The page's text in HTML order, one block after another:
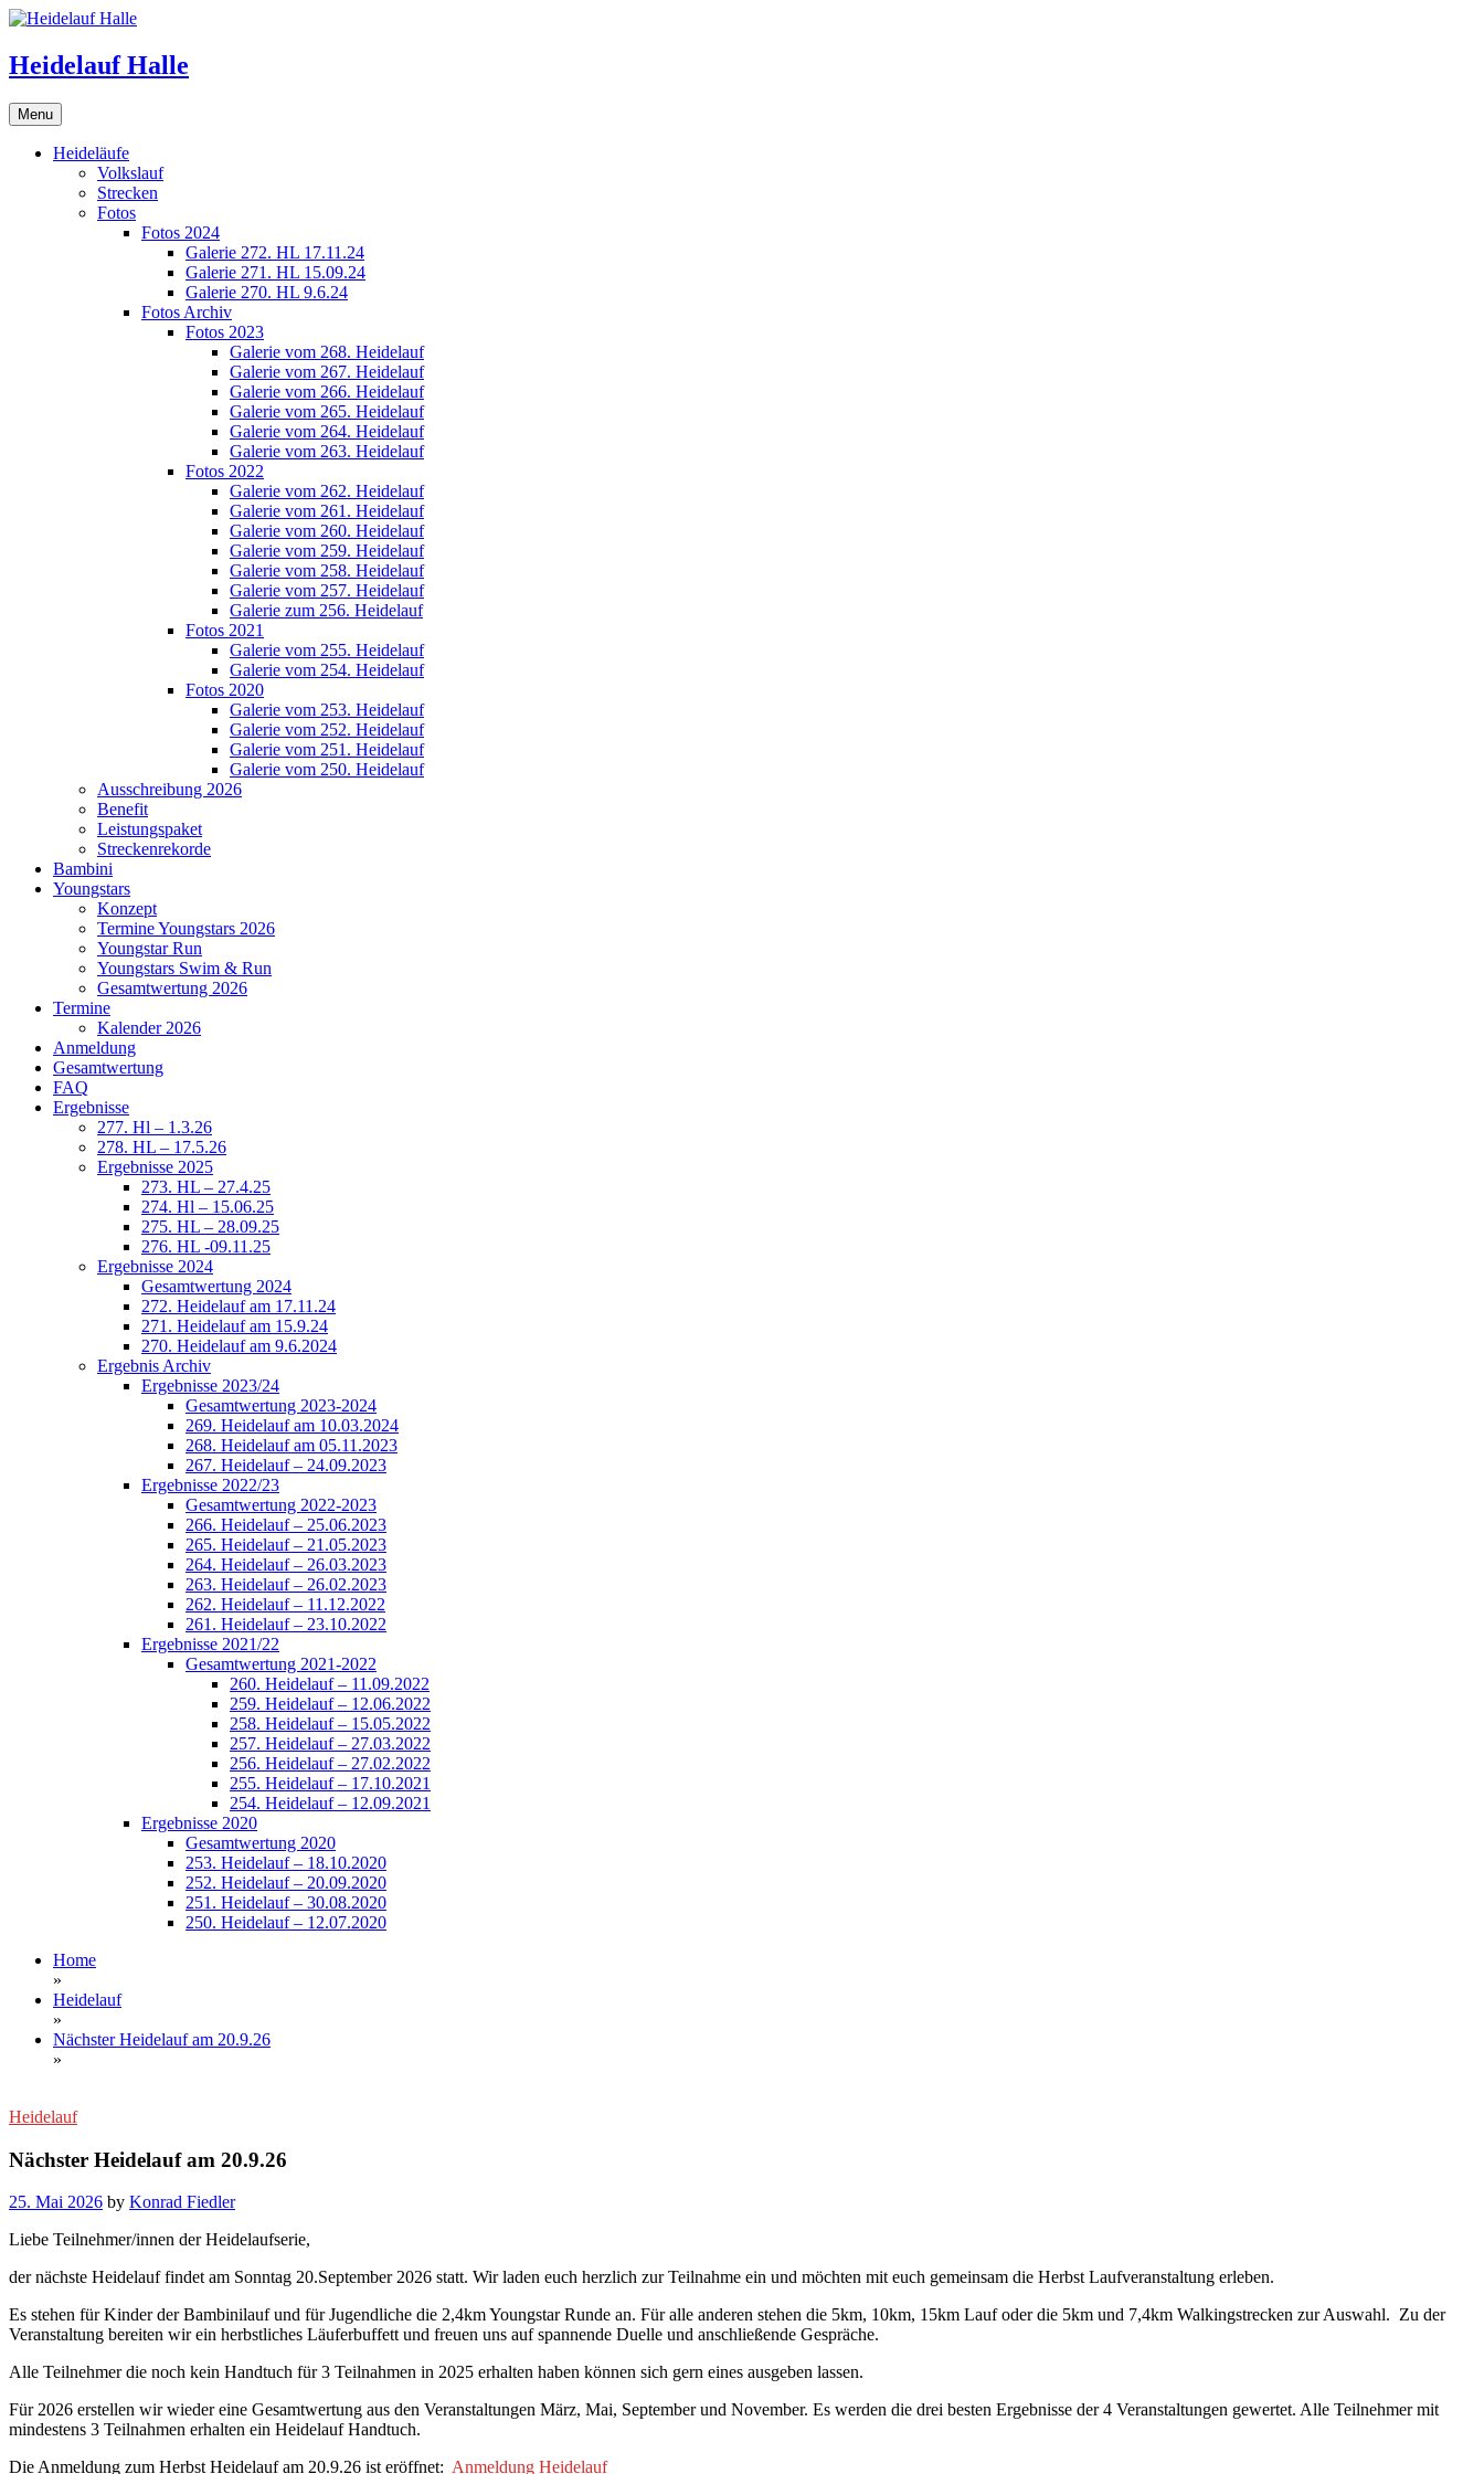
Skip
content
Heidelauf Halle
Menu
Heideläufe
Volkslauf
Strecken
Fotos
Fotos 2024
Galerie 272. HL 17.11.24
Galerie 271. HL 15.09.24
Galerie 270. HL 9.6.24
Fotos Archiv
Fotos 2023
Galerie vom 268. Heidelauf
Galerie vom 267. Heidelauf
Galerie vom 266. Heidelauf
Galerie vom 265. Heidelauf
Galerie vom 264. Heidelauf
Galerie vom 263. Heidelauf
Fotos 2022
Galerie vom 262. Heidelauf
Galerie vom 261. Heidelauf
Galerie vom 260. Heidelauf
Galerie vom 259. Heidelauf
Galerie vom 258. Heidelauf
Galerie vom 257. Heidelauf
Galerie zum 256. Heidelauf
Fotos 2021
Galerie vom 255. Heidelauf
Galerie vom 254. Heidelauf
Fotos 2020
Galerie vom 253. Heidelauf
Galerie vom 252. Heidelauf
Galerie vom 251. Heidelauf
Galerie vom 250. Heidelauf
Ausschreibung 2026
Benefit
Leistungspaket
Streckenrekorde
Bambini
Youngstars
Konzept
Termine Youngstars 2026
Youngstar Run
Youngstars Swim & Run
Gesamtwertung 2026
Termine
Kalender 2026
Anmeldung
Gesamtwertung
FAQ
Ergebnisse
277. Hl – 1.3.26
278. HL – 17.5.26
Ergebnisse 2025
273. HL – 27.4.25
274. Hl – 15.06.25
275. HL – 28.09.25
276. HL -09.11.25
Ergebnisse 2024
Gesamtwertung 2024
272. Heidelauf am 17.11.24
271. Heidelauf am 15.9.24
270. Heidelauf am 9.6.2024
Ergebnis Archiv
Ergebnisse 2023/24
Gesamtwertung 2023-2024
269. Heidelauf am 10.03.2024
268. Heidelauf am 05.11.2023
267. Heidelauf – 24.09.2023
Ergebnisse 2022/23
Gesamtwertung 2022-2023
266. Heidelauf – 25.06.2023
265. Heidelauf – 21.05.2023
264. Heidelauf – 26.03.2023
263. Heidelauf – 26.02.2023
262. Heidelauf – 11.12.2022
261. Heidelauf – 23.10.2022
Ergebnisse 2021/22
Gesamtwertung 2021-2022
260. Heidelauf – 11.09.2022
259. Heidelauf – 12.06.2022
258. Heidelauf – 15.05.2022
257. Heidelauf – 27.03.2022
256. Heidelauf – 27.02.2022
255. Heidelauf – 17.10.2021
254. Heidelauf – 12.09.2021
Ergebnisse 2020
Gesamtwertung 2020
253. Heidelauf – 18.10.2020
252. Heidelauf – 20.09.2020
251. Heidelauf – 30.08.2020
250. Heidelauf – 12.07.2020
Home
»
Heidelauf
»
Nächster Heidelauf am 20.9.26
»
Heidelauf
Nächster Heidelauf am 20.9.26
25. Mai 2026 by Konrad Fiedler
Liebe Teilnehmer/innen der Heidelaufserie,
der nächste Heidelauf findet am Sonntag 20.September 2026 statt. Wir laden euch herzlich zur Teilnahme ein und möchten mit euch gemeinsam die Herbst Laufveranstaltung erleben.
Es stehen für Kinder der Bambinilauf und für Jugendliche die 2,4km Youngstar Runde an. Für alle anderen stehen die 5km, 10km, 15km Lauf oder die 5km und 7,4km Walkingstrecken zur Auswahl. Zu der
Veranstaltung bereiten wir ein herbstliches Läuferbuffett und freuen uns auf spannende Duelle und anschließende Gespräche.
Alle Teilnehmer die noch kein Handtuch für 3 Teilnahmen in 2025 erhalten haben können sich gern eines ausgeben lassen.
Für 2026 erstellen wir wieder eine Gesamtwertung aus den Veranstaltungen März, Mai, September und November. Es werden die drei besten Ergebnisse der 4 Veranstaltungen gewertet. Alle Teilnehmer mit
mindestens 3 Teilnahmen erhalten ein Heidelauf Handtuch.
Die Anmeldung zum Herbst Heidelauf am 20.9.26 ist eröffnet: Anmeldung Heidelauf